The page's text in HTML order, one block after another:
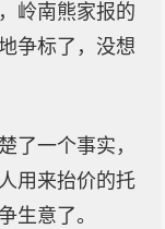
岭南熊家报的
争标了，没想
了一个事实，
用来抬价的托
生意了。